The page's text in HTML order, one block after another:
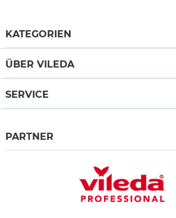
KATEGORIEN
ÜBER VILEDA
SERVICE
PARTNER